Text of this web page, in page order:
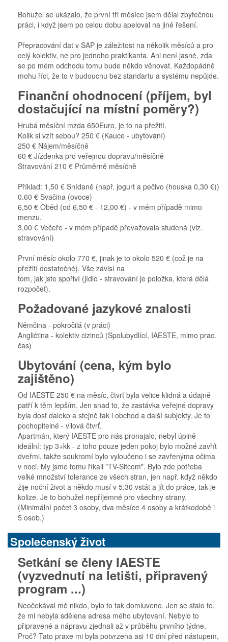
Bohužel se ukázalo, že první tři měsíce jsem dělal zbytečnou
práci, i když jsem po celou dobu apeloval na jiné řešení.
Přepracování dat v SAP je záležitost na několik měsíců a pro
celý kolektiv, ne pro jednoho praktikanta. Ani není jasné, zda
se po mém odchodu tomu bude někdo věnovat. Každopádně
mohu říci, že to v budoucnu bez standartu a systému nepůjde.
Finanční ohodnocení (příjem, byl
dostačující na místní poměry?)
Hrubá měsíční mzda 650Euro, je to na přežití.
Kolik si vzít sebou? 250 € (Kauce - ubytování)
250 € Nájem/měsíčně
60 € Jízdenka pro veřejnou dopravu/měsíčně
Stravování 210 € Průměrně měsíčně
Příklad: 1,50 € Snídaně (např. jogurt a pečivo (houska 0,30 €))
0.60 € Svačina (ovoce)
6,50 € Oběd (od 6,50 € - 12,00 €) - v mém případě mimo
menzu.
3,00 € Večeře - v mém případě převažovala studená (viz.
stravování)
První měsíc okolo 770 €, jinak je to okolo 520 € (což je na
přežití dostatečné). Vše závisí na
tom, jak jste spořiví (jídlo - stravování je položka, která dělá
rozpočet).
Požadované jazykové znalosti
Němčina - pokročilá (v práci)
Angličtina - kolektiv cizinců (Spolubydlící, IAESTE, mimo prac.
čas)
Ubytování (cena, kým bylo
zajištěno)
Od IAESTE 250 € na měsíc, čtvrť byla velice klidná a údajně
patří k těm lepším. Jen snad to, že zastávka veřejné dopravy
byla dost daleko a stejně tak i obchod a další subjekty. Je to
pochopitelné - vilová čtvrť.
Apartmán, který IAESTE pro nás pronajalo, nebyl úplně
ideální: typ 3+kk - z toho pouze jeden pokoj bylo možné zavřít
dveřmi, takže soukromí bylo vyloučeno i se zavřenýma očima
v noci. My jsme tomu říkali "TV-Sitcom". Bylo zde potřeba
velké množství tolerance ze všech stran, jen např. když někdo
žije noční život a někdo musí v 5:30 vstát a jít do práce, tak je
kolize. Je to bohužel nepříjemné pro všechny strany.
(Minimální počet 3 osoby, dva měsíce 4 osoby a krátkodobě i
5 osob.)
Společenský život
Setkání se členy IAESTE
(vyzvednutí na letišti, připravený
program ...)
Neočekával mě nikdo, bylo to tak domluveno. Jen se stalo to,
že mi nebyla sdělena adresa mého ubytovaní. Nebylo to
připravené a nápravu zjednali až v průběhu prvního týdne.
Proč? Tato praxe mi byla potvrzena asi 10 dní před nástupem,